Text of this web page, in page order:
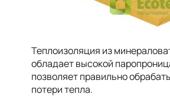
Теплоизоляция из
обладает высокой
позволяет правильно
потери тепла.